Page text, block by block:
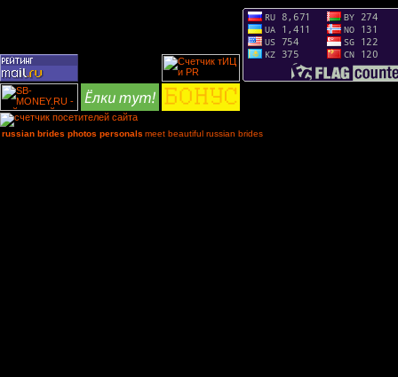
russian brides photos personals meet beautiful russian brides